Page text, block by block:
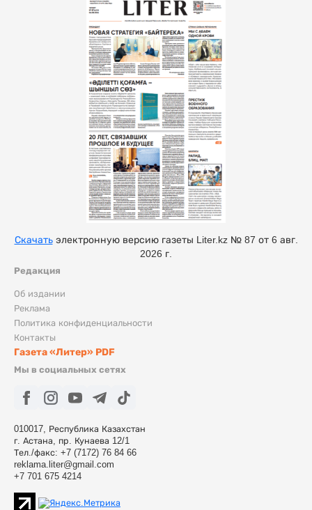
Редакция
Об издании
Реклама
Политика конфиденциальности
Контакты
Газета «Литер» PDF
Мы в социальных сетях
010017, Республика Казахстан
г. Астана, пр. Кунаева 12/1
Тел./факс: +7 (7172) 76 84 66
reklama.liter@gmail.com
+7 701 675 4214
Скачатьэлектронную версию газеты Liter.kz № 87 от 6 авг.
2026 г.